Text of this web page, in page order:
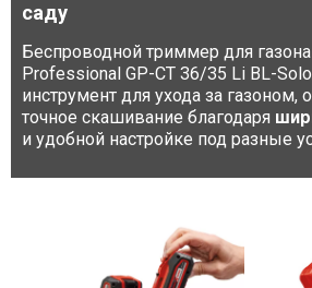
саду
Беспроводной триммер для
Professional GP-CT 36/35 Li BL-
инструмент для ухода за
точное скашивание благодаря
и удобной настройке под разные